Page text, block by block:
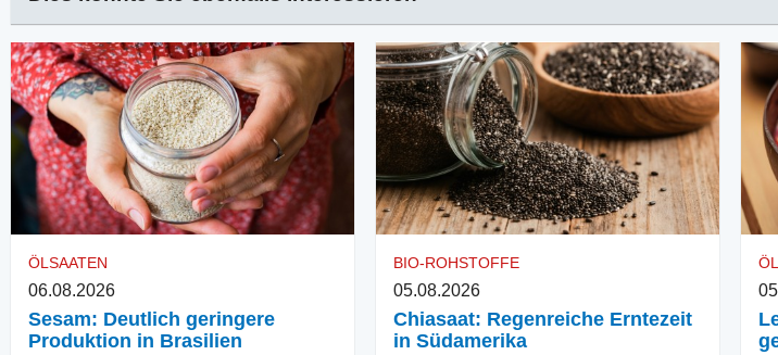
ÖLSAATEN
06.08.2026
Sesam: Deutlich geringere
Produktion in Brasilien
BIO-ROHSTOFFE
05.08.2026
Chiasaat: Regenreiche Erntezeit
in Südamerika